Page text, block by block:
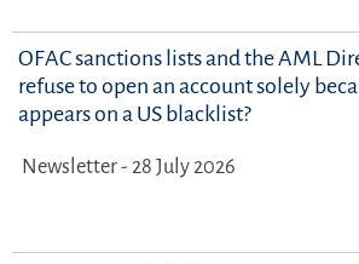
OFAC sanctions lists and the AML
refuse to open an account solely
appears on a US blacklist?
Newsletter - 28 July 2026